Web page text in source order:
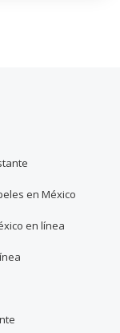
en México
en línea